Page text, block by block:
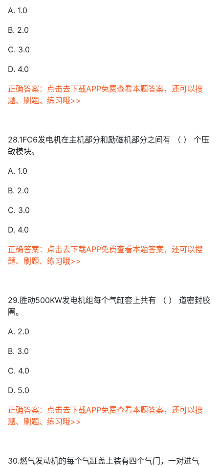
A. 1.0
B. 2.0
C. 3.0
D. 4.0
正确答案：点击去下载APP免费查看本题答案，还可以搜
题、刷题、练习哦>>
28.1FC6发电机在主机部分和励磁机部分之间有 （ ） 个压
敏模块。
A. 1.0
B. 2.0
C. 3.0
D. 4.0
正确答案：点击去下载APP免费查看本题答案，还可以搜
题、刷题、练习哦>>
29.胜动500KW发电机组每个气缸套上共有 （ ） 道密封胶
圈。
A. 2.0
B. 3.0
C. 4.0
D. 5.0
正确答案：点击去下载APP免费查看本题答案，还可以搜
题、刷题、练习哦>>
30.燃气发动机的每个气缸盖上装有四个气门，一对进气